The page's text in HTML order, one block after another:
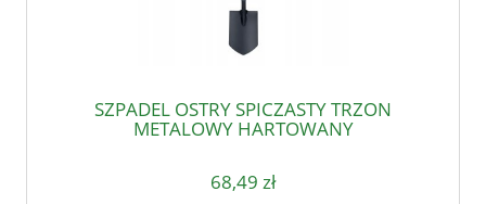
SZPADEL OSTRY SPICZASTY TRZON
METALOWY HARTOWANY
68,49 zł